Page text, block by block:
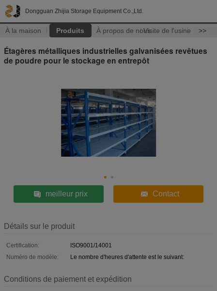
Dongguan Zhijia Storage Equipment Co.,Ltd.
À la maison Produits À propos de nousVisite de l'usine >>
Étagères métalliques industrielles galvanisées revêtues
de poudre pour le stockage en entrepôt
meilleur prix Contact
Détails sur le produit
Certification:
ISO9001/14001
Numéro de modèle:
Le nombre d'heures d'attente est le suivant:
Conditions de paiement et expédition